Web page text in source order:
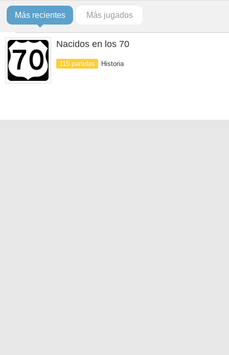
Más recientes Más jugados
Nacidos en los 70
115 partidas Historia